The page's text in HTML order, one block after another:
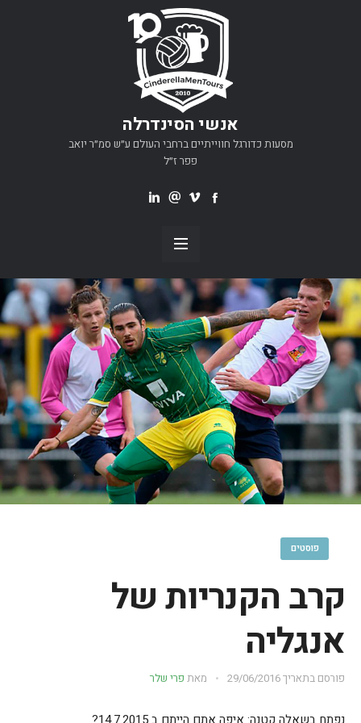
אנשי הסינדרלה
מסעות כדורגל חווייתיים ברחבי העולם ע״ש סמ״ר יואב
פפר ז״ל
פוסטים
קרב הקנריות של
אנגליה
פורסם בתאריך29/06/2016 מאת פרי שלר